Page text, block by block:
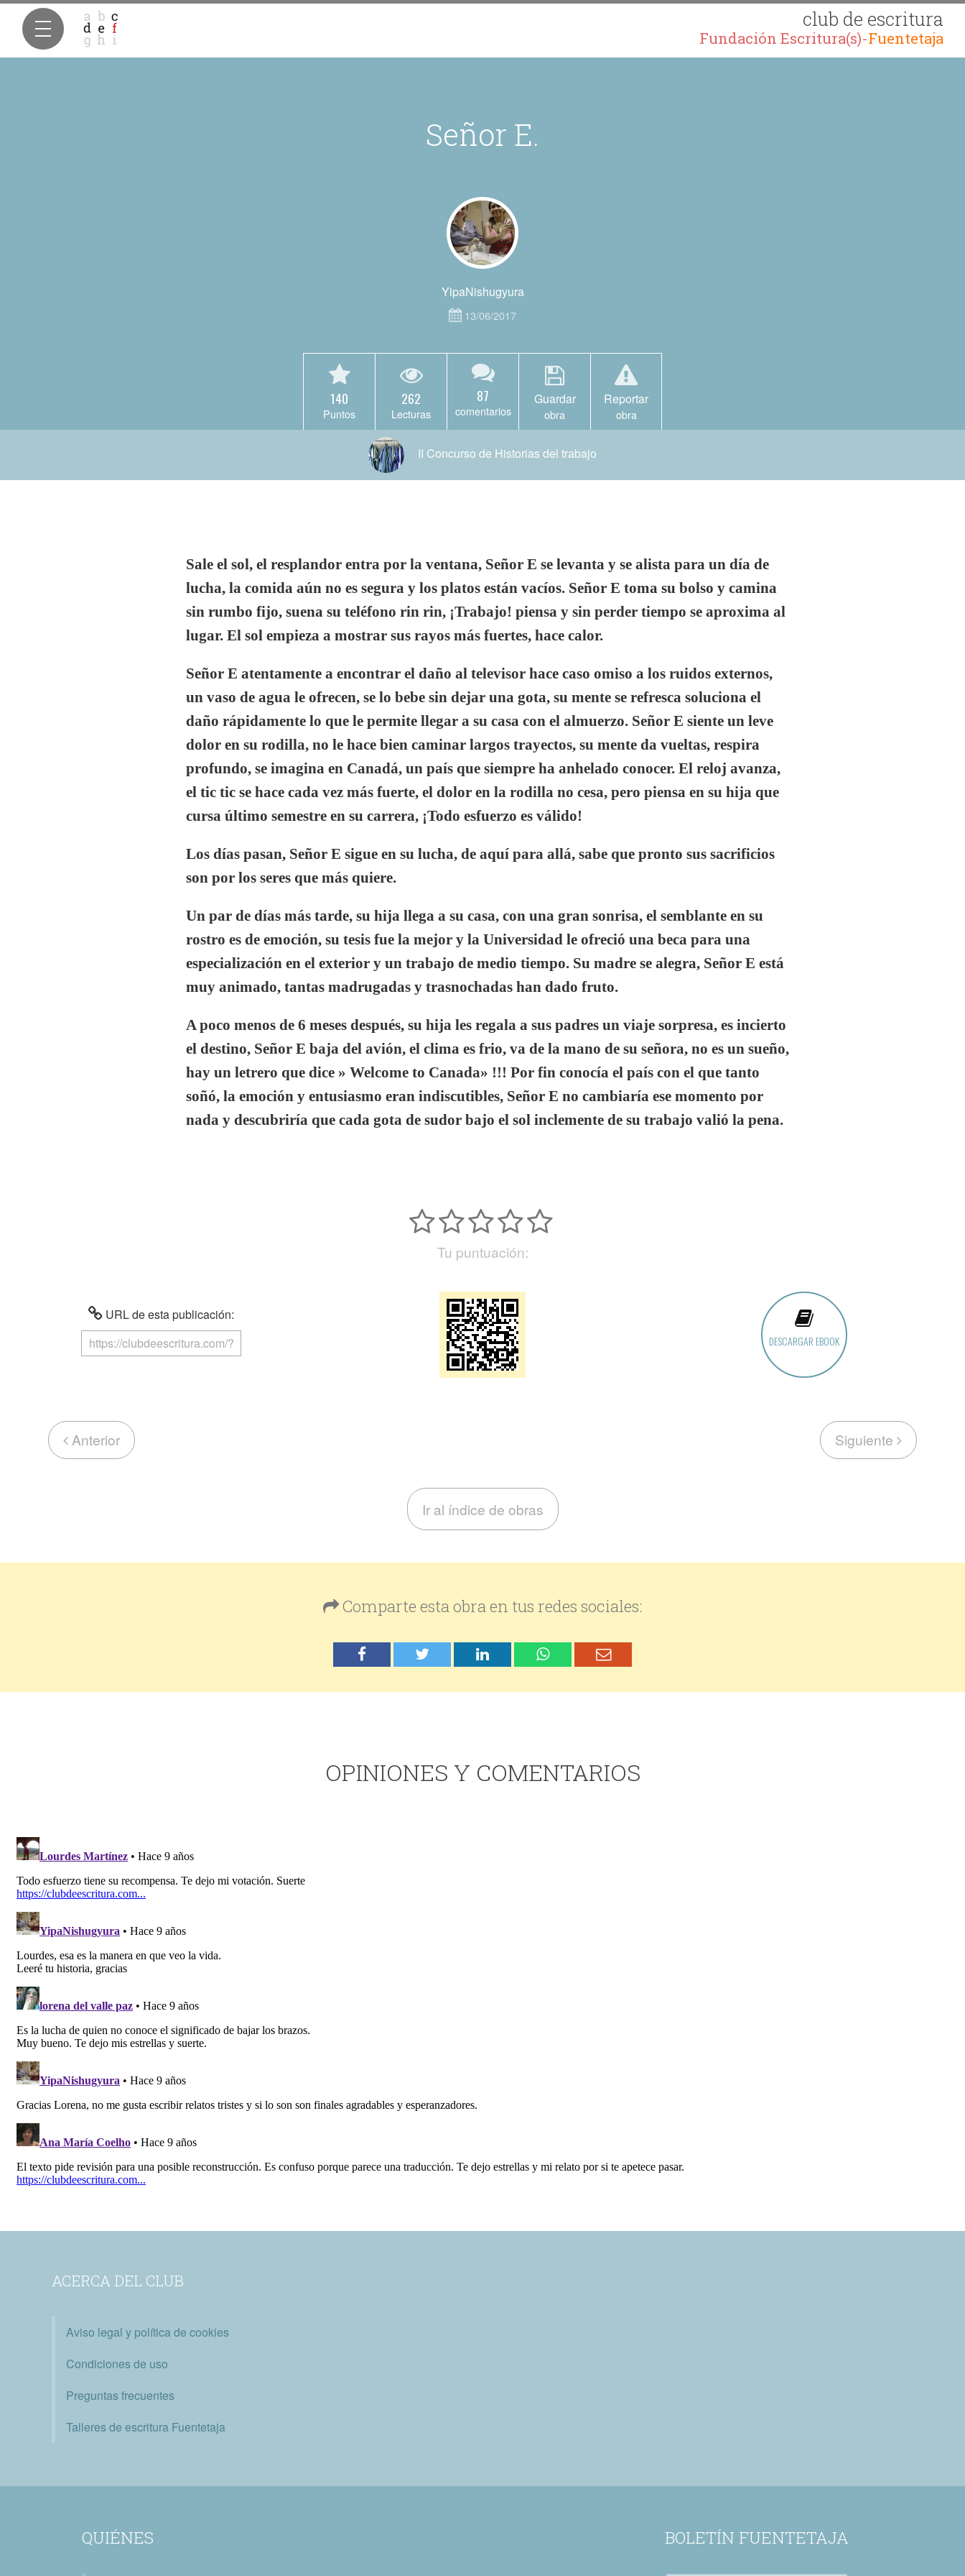
club de escritura
Fundación Escritura(s)-Fuentetaja
Señor E.
YipaNishugyura
13/06/2017
140
Puntos
262
Lecturas
87
comentarios
Guardar
obra
Reportar
obra
II Concurso de Historias del trabajo
Sale el sol, el resplandor entra por la ventana, Señor E se levanta y se alista para un día de
lucha, la comida aún no es segura y los platos están vacíos. Señor E toma su bolso y camina
sin rumbo fijo, suena su teléfono rin rin, ¡Trabajo! piensa y sin perder tiempo se aproxima al
lugar. El sol empieza a mostrar sus rayos más fuertes, hace calor.
Señor E atentamente a encontrar el daño al televisor hace caso omiso a los ruidos externos,
un vaso de agua le ofrecen, se lo bebe sin dejar una gota, su mente se refresca soluciona el
daño rápidamente lo que le permite llegar a su casa con el almuerzo. Señor E siente un leve
dolor en su rodilla, no le hace bien caminar largos trayectos, su mente da vueltas, respira
profundo, se imagina en Canadá, un país que siempre ha anhelado conocer. El reloj avanza,
el tic tic se hace cada vez más fuerte, el dolor en la rodilla no cesa, pero piensa en su hija que
cursa último semestre en su carrera, ¡Todo esfuerzo es válido!
Los días pasan, Señor E sigue en su lucha, de aquí para allá, sabe que pronto sus sacrificios
son por los seres que más quiere.
Un par de días más tarde, su hija llega a su casa, con una gran sonrisa, el semblante en su
rostro es de emoción, su tesis fue la mejor y la Universidad le ofreció una beca para una
especialización en el exterior y un trabajo de medio tiempo. Su madre se alegra, Señor E está
muy animado, tantas madrugadas y trasnochadas han dado fruto.
A poco menos de 6 meses después, su hija les regala a sus padres un viaje sorpresa, es incierto
el destino, Señor E baja del avión, el clima es frio, va de la mano de su señora, no es un sueño,
hay un letrero que dice » Welcome to Canada» !!! Por fin conocía el país con el que tanto
soñó, la emoción y entusiasmo eran indiscutibles, Señor E no cambiaría ese momento por
nada y descubriría que cada gota de sudor bajo el sol inclemente de su trabajo valió la pena.
Tu puntuación:
URL de esta publicación:
DESCARGAR EBOOK
Anterior Siguiente
Ir al índice de obras
Comparte esta obra en tus redes sociales:
OPINIONES Y COMENTARIOS
ACERCA DEL CLUB
Aviso legal y política de cookies
Condiciones de uso
Preguntas frecuentes
Talleres de escritura Fuentetaja
QUIÉNES BOLETÍN FUENTETAJA